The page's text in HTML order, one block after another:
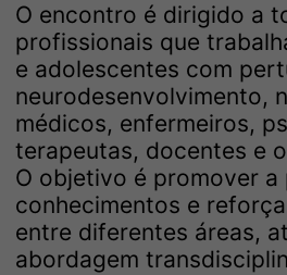
O encontro é dirigido a
profissionais que
e adolescentes com
neurodesenvolvimento,
médicos, enfermeiros,
terapeutas, docentes e
O objetivo é promover a
conhecimentos e
entre diferentes áreas,
abordagem